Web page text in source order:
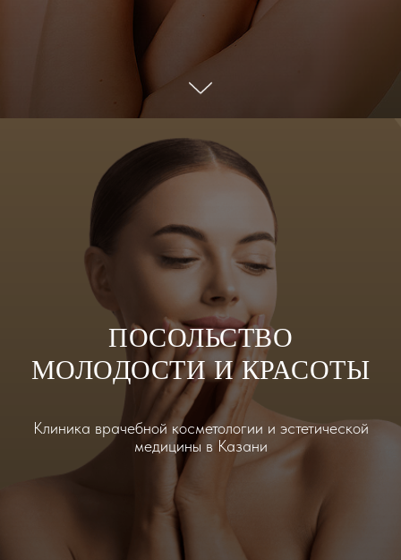
ПОСОЛЬСТВО
МОЛОДОСТИ И КРАСОТЫ
Клиника врачебной косметологии и эстетической
медицины в Казани